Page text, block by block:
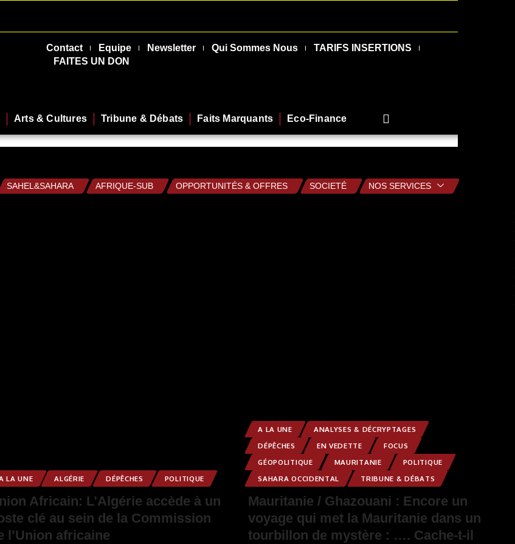
Contact Equipe Newsletter Qui Sommes Nous
TARIFS INSERTIONS
FAITES UN DON
Arts & Cultures Tribune & Débats Faits Marquants Eco-Finance
SAHEL&SAHARA AFRIQUE-SUB OPPORTUNITÉS & OFFRES SOCIETÉ
NOS SERVICES
LA UNE ALGÉRIE DÉPÊCHES POLITIQUE
Africain: L’Algérie accède à un
clé au sein de la Commission
l’Union africaine
A LA UNE
ANALYSES & DÉCRYPTAGES
DÉPÊCHES
EN VEDETTE
FOCUS
GÉOPOLITIQUE
MAURITANIE
POLITIQUE
SAHARA OCCIDENTAL
TRIBUNE & DÉBATS
Mauritanie / Ghazouani : Encore un
voyage qui met la Mauritanie dans un
tourbillon de mystère : …. Cache-t-il